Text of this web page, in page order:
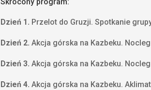
Skrócony program:
Dzień 1. Przelot do Gruzji. Spotkanie
Dzień 2. Akcja górska na Kazbeku.
Dzień 3. Akcja górska na Kazbeku.
Dzień 4. Akcja górska na Kazbeku.